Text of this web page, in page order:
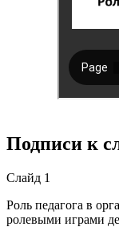
Подписи к
Слайд 1
Роль педагога в
ролевыми играми